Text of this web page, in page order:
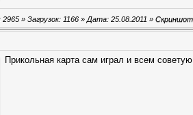
» Загрузок: 1166 » Дата: 25.08.2011 » Скриншот
Прикольная карта сам играл и всем